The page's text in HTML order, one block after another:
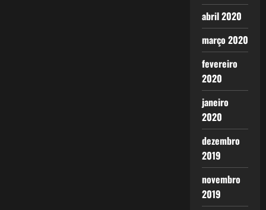
abril 2020
março 2020
fevereiro
2020
janeiro
2020
dezembro
2019
novembro
2019